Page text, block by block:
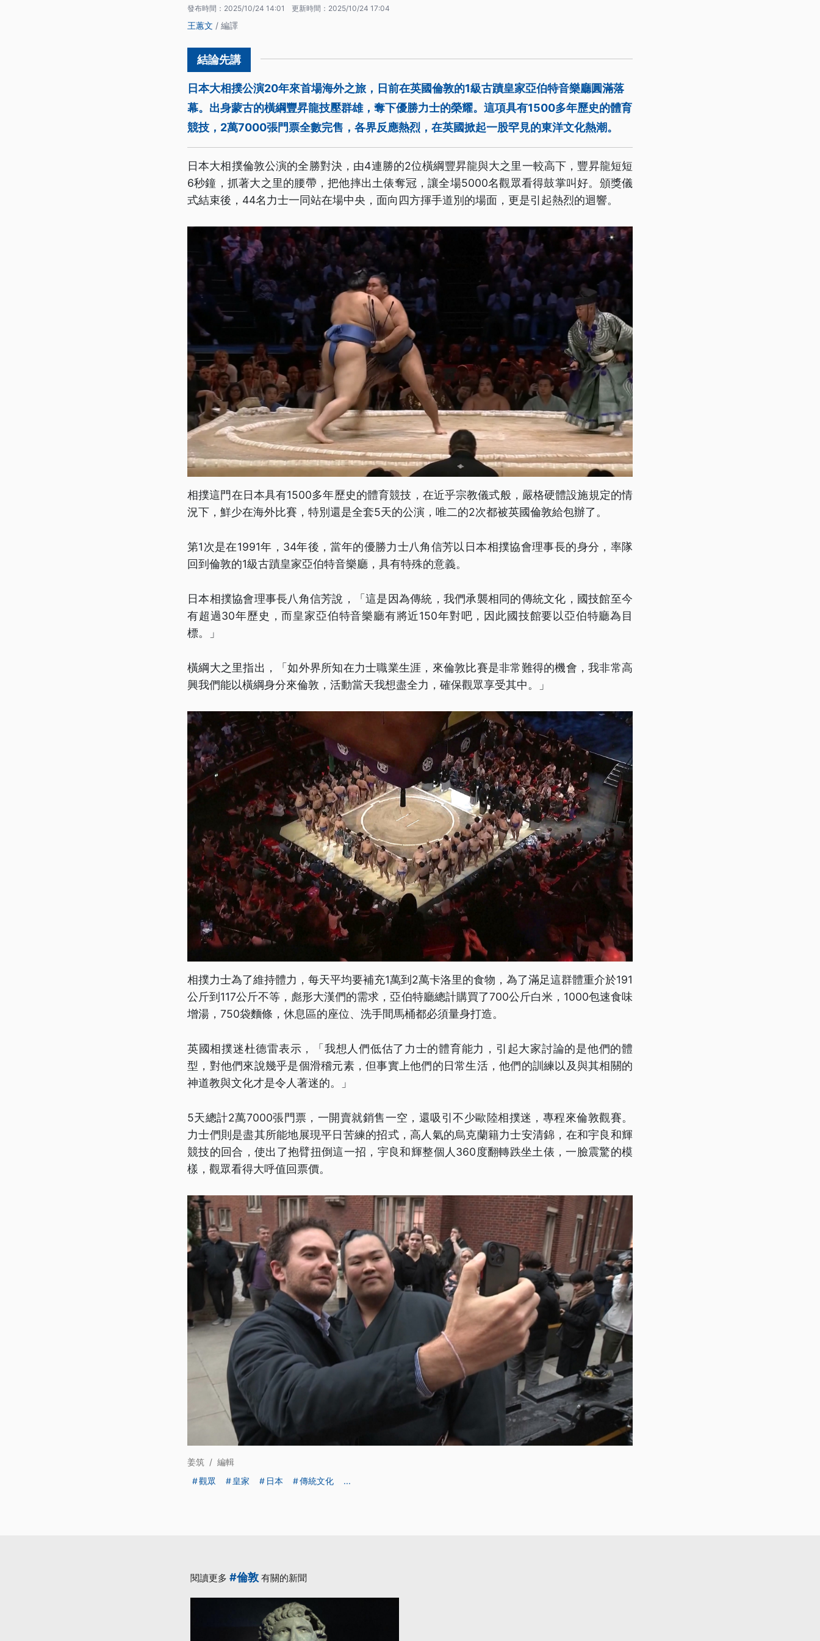
發布時間： 2025/10/24 14:01 更新時間： 2025/10/24 17:04
王蕙文 / 編譯
日本大相撲公演20年來首場海外之旅，日前在英國倫敦的1級古蹟皇家亞伯特音樂廳圓滿落
幕。出身蒙古的橫綱豐昇龍技壓群雄，奪下優勝力士的榮耀。這項具有1500多年歷史的體育
競技，2萬7000張門票全數完售，各界反應熱烈，在英國掀起一股罕見的東洋文化熱潮。
日本大相撲倫敦公演的全勝對決，由4連勝的2位橫綱豐昇龍與大之里一較高下，豐昇龍短短
6秒鐘，抓著大之里的腰帶，把他摔出土俵奪冠，讓全場5000名觀眾看得鼓掌叫好。頒獎儀
式結束後，44名力士一同站在場中央，面向四方揮手道別的場面，更是引起熱烈的迴響。
相撲這門在日本具有1500多年歷史的體育競技，在近乎宗教儀式般，嚴格硬體設施規定的情
況下，鮮少在海外比賽，特別還是全套5天的公演，唯二的2次都被英國倫敦給包辦了。
第1次是在1991年，34年後，當年的優勝力士八角信芳以日本相撲協會理事長的身分，率隊
回到倫敦的1級古蹟皇家亞伯特音樂廳，具有特殊的意義。
日本相撲協會理事長八角信芳說，「這是因為傳統，我們承襲相同的傳統文化，國技館至今
有超過30年歷史，而皇家亞伯特音樂廳有將近150年對吧，因此國技館要以亞伯特廳為目
標。」
橫綱大之里指出，「如外界所知在力士職業生涯，來倫敦比賽是非常難得的機會，我非常高
興我們能以橫綱身分來倫敦，活動當天我想盡全力，確保觀眾享受其中。」
相撲力士為了維持體力，每天平均要補充1萬到2萬卡洛里的食物，為了滿足這群體重介於191
公斤到117公斤不等，彪形大漢們的需求，亞伯特廳總計購買了700公斤白米，1000包速食味
增湯，750袋麵條，休息區的座位、洗手間馬桶都必須量身打造。
英國相撲迷杜德雷表示，「我想人們低估了力士的體育能力，引起大家討論的是他們的體
型，對他們來說幾乎是個滑稽元素，但事實上他們的日常生活，他們的訓練以及與其相關的
神道教與文化才是令人著迷的。」
5天總計2萬7000張門票，一開賣就銷售一空，還吸引不少歐陸相撲迷，專程來倫敦觀賽。
力士們則是盡其所能地展現平日苦練的招式，高人氣的烏克蘭籍力士安清錦，在和宇良和輝
競技的回合，使出了抱臂扭倒這一招，宇良和輝整個人360度翻轉跌坐土俵，一臉震驚的模
樣，觀眾看得大呼值回票價。
姜筑 / 編輯
觀眾
皇家 日本 傳統文化 ...
閱讀更多 #倫敦 有關的新聞